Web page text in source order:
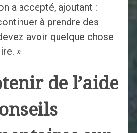
a accepté, ajoutant :
à prendre des
avoir quelque chose
»
de l’aide